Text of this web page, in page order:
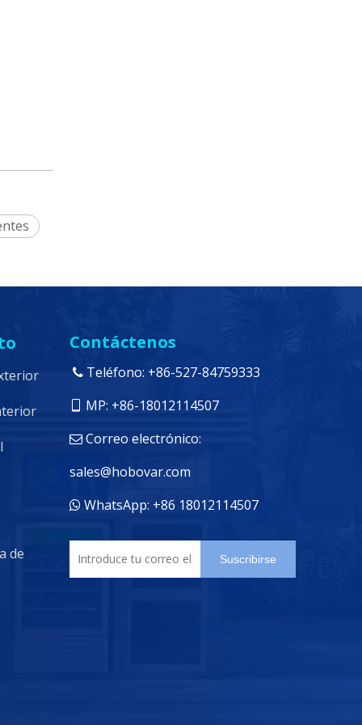
de
Contáctenos
 Teléfono: +86-527-84759333
MP: +86-18012114507
 Correo electrónico:
sales@hobovar.com
 WhatsApp: +86 18012114507
Suscribirse